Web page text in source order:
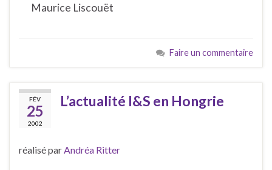
Maurice Liscouët
Faire un commentaire
FÉV
25
2002
L’actualité I&S en Hongrie
réalisé parAndréa Ritter